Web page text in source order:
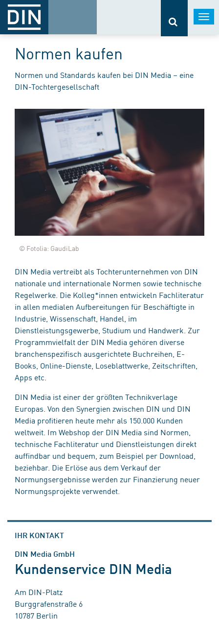
Normen kaufen
Normen und Standards kaufen bei DIN Media – eine
DIN-Tochtergesellschaft
© Fotolia: GaudiLab
DIN Media vertreibt als Tochterunternehmen von DIN
nationale und internationale Normen sowie technische
Regelwerke. Die Kolleg*innen entwickeln Fachliteratur
in allen medialen Aufbereitungen für Beschäftigte in
Industrie, Wissenschaft, Handel, im
Dienstleistungsgewerbe, Studium und Handwerk. Zur
Programmvielfalt der DIN Media gehören diverse
branchenspezifisch ausgerichtete Buchreihen, E-
Books, Online-Dienste, Loseblattwerke, Zeitschriften,
Apps etc.
DIN Media ist einer der größten Technikverlage
Europas. Von den Synergien zwischen DIN und DIN
Media profitieren heute mehr als 150.000 Kunden
weltweit. Im Webshop der DIN Media sind Normen,
technische Fachliteratur und Dienstleistungen direkt
auffindbar und bequem, zum Beispiel per Download,
beziehbar. Die Erlöse aus dem Verkauf der
Normungsergebnisse werden zur Finanzierung neuer
Normungsprojekte verwendet.
IHR KONTAKT
DIN Media GmbH
Kundenservice DIN Media
Am DIN-Platz
Burggrafenstraße 6
10787 Berlin